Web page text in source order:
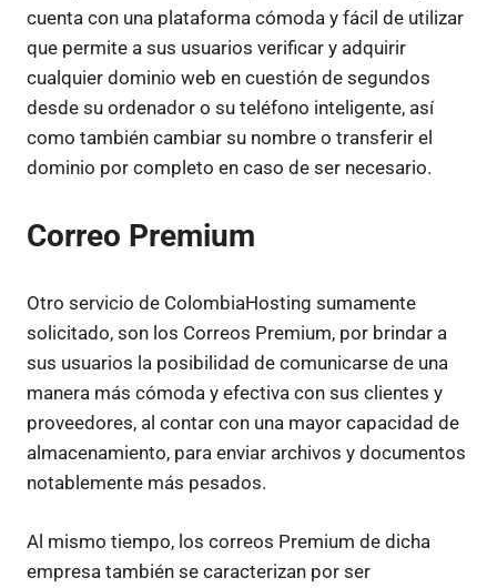
cuenta con una plataforma cómoda y fácil de utilizar
que permite a sus usuarios verificar y adquirir
cualquier dominio web en cuestión de segundos
desde su ordenador o su teléfono inteligente, así
como también cambiar su nombre o transferir el
dominio por completo en caso de ser necesario.
Correo Premium
Otro servicio de ColombiaHosting sumamente
solicitado, son los Correos Premium, por brindar a
sus usuarios la posibilidad de comunicarse de una
manera más cómoda y efectiva con sus clientes y
proveedores, al contar con una mayor capacidad de
almacenamiento, para enviar archivos y documentos
notablemente más pesados.
Al mismo tiempo, los correos Premium de dicha
empresa también se caracterizan por ser